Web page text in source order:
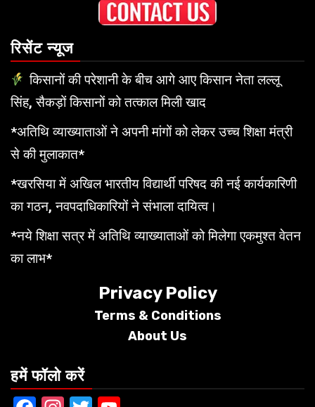
रिसेंट न्यूज
किसानों की परेशानी के बीच आगे आए किसान नेता लल्लू
सिंह, सैकड़ों किसानों को तत्काल मिली खाद
*अतिथि व्याख्याताओं ने अपनी मांगों को लेकर उच्च शिक्षा मंत्री
से की मुलाकात*
*खरसिया में अखिल भारतीय विद्यार्थी परिषद की नई कार्यकारिणी
का गठन, नवपदाधिकारियों ने संभाला दायित्व।
*नये शिक्षा सत्र में अतिथि व्याख्याताओं को मिलेगा एकमुश्त वेतन
का लाभ*
Privacy Policy
Terms & Conditions
About Us
हमें फॉलो करें